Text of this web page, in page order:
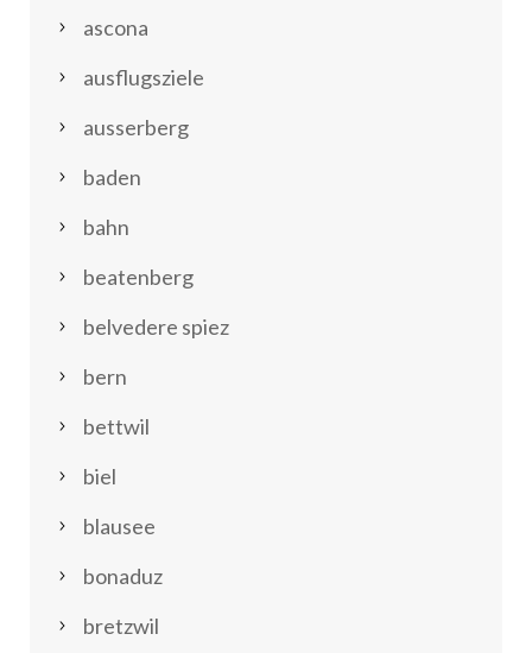
ascona
ausflugsziele
ausserberg
baden
bahn
beatenberg
belvedere spiez
bern
bettwil
biel
blausee
bonaduz
bretzwil